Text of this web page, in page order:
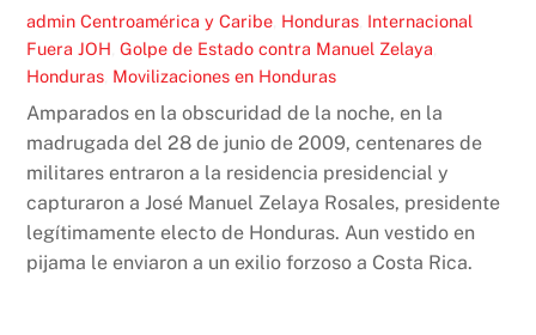
admin Centroamérica y Caribe Honduras Internacional
Fuera JOH ,Golpe de Estado contra Manuel Zelaya
Honduras Movilizaciones en Honduras
Amparados en la obscuridad de la noche, en la
madrugada del 28 de junio de 2009, centenares de
militares entraron a la residencia presidencial y
capturaron a José Manuel Zelaya Rosales, presidente
legítimamente electo de Honduras. Aun vestido en
pijama le enviaron a un exilio forzoso a Costa Rica.